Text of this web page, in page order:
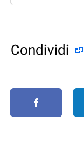
Condividi